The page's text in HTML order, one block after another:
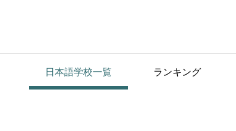
日本語学校一覧 ランキング